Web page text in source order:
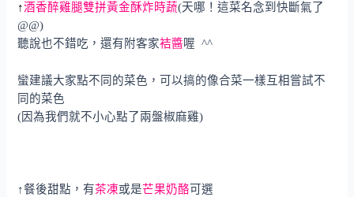
↑酒香醉雞腿雙拼黃金酥炸時蔬(天哪！這菜名念到快斷氣了
@@)
聽說也不錯吃，還有附客家袺醬喔 ^^
蠻建議大家點不同的菜色，可以搞的像合菜一樣互相嘗試不
同的菜色
(因為我們就不小心點了兩盤椒麻雞)
↑餐後甜點，有茶凍或是芒果奶酪可選